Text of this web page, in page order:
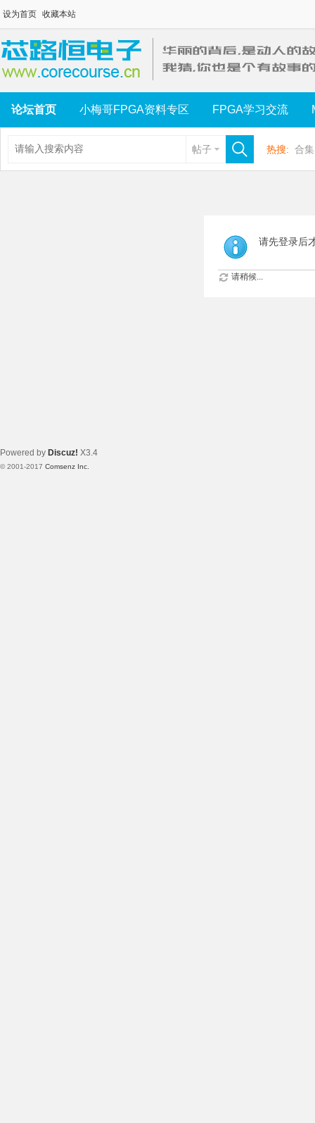
设为首页 收藏本站
论坛首页 小梅哥FPGA资料专区 FPGA学习交流
帖子 热搜: 合集
请先登录后
请稍候...
Powered by Discuz! X3.4
© 2001-2017 Comsenz Inc.